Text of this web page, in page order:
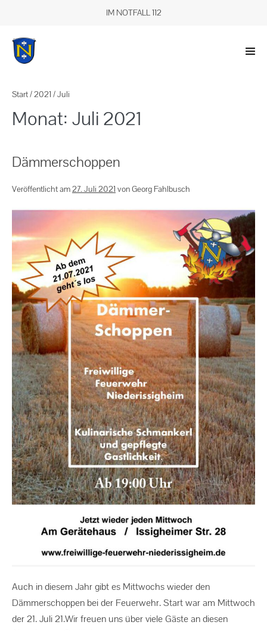
IM NOTFALL 112
Start/2021 /Juli
Monat: Juli 2021
Dämmerschoppen
Veröffentlicht am27. Juli 2021 vonGeorg Fahlbusch
Auch in diesem Jahr gibt es Mittwochs wieder den
Dämmerschoppen bei der Feuerwehr. Start war am Mittwoch
der 21. Juli 21.Wir freuen uns über viele Gäste an diesen